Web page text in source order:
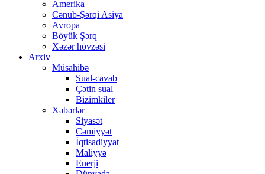
Amerika
Cənub-Şərqi Asiya
Avropa
Böyük Şərq
Xəzər hövzəsi
Arxiv
Müsahibə
Sual-cavab
Çətin sual
Bizimkiler
Xəbərlər
Siyasət
Cəmiyyət
İqtisadiyyat
Maliyyə
Enerji